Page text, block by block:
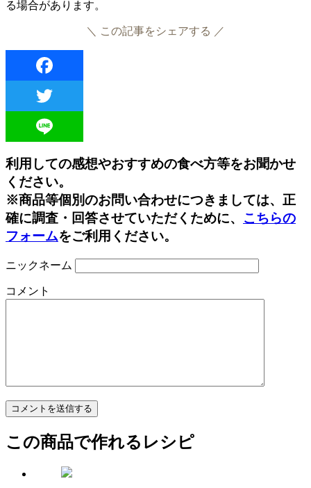
る場合があります。
＼ この記事をシェアする ／
利用しての感想やおすすめの食べ方等をお聞かせ
ください。
※商品等個別のお問い合わせにつきましては、正
確に調査・回答させていただくために、 こちらの
フォームをご利用ください。
ニックネーム
コメント
この商品で作れるレシピ